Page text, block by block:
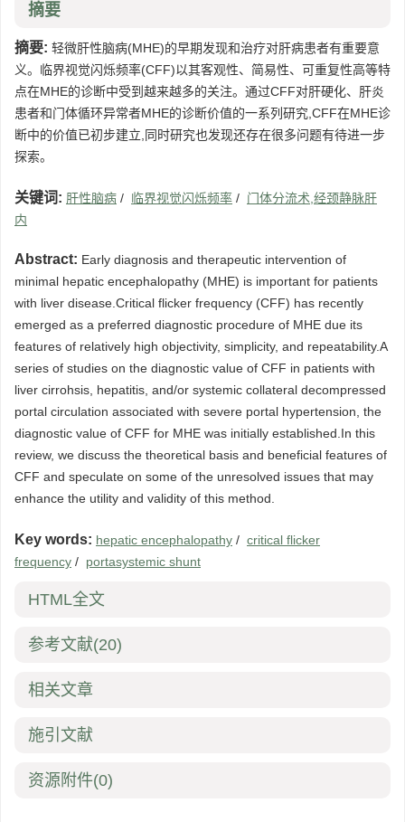
摘要
摘要: 轻微肝性脑病(MHE)的早期发现和治疗对肝病患者有重要意
义。临界视觉闪烁频率(CFF)以其客观性、简易性、可重复性高等特
点在MHE的诊断中受到越来越多的关注。通过CFF对肝硬化、肝炎
患者和门体循环异常者MHE的诊断价值的一系列研究,CFF在MHE诊
断中的价值已初步建立,同时研究也发现还存在很多问题有待进一步
探索。
关键词: 肝性脑病 / 临界视觉闪烁频率 / 门体分流术,经颈静脉肝
内
Abstract: Early diagnosis and therapeutic intervention of
minimal hepatic encephalopathy (MHE) is important for patients
with liver disease.Critical flicker frequency (CFF) has recently
emerged as a preferred diagnostic procedure of MHE due its
features of relatively high objectivity, simplicity, and repeatability.A
series of studies on the diagnostic value of CFF in patients with
liver cirrohsis, hepatitis, and/or systemic collateral decompressed
portal circulation associated with severe portal hypertension, the
diagnostic value of CFF for MHE was initially established.In this
review, we discuss the theoretical basis and beneficial features of
CFF and speculate on some of the unresolved issues that may
enhance the utility and validity of this method.
Key words: hepatic encephalopathy / critical flicker
frequency / portasystemic shunt
HTML全文
参考文献(20)
相关文章
施引文献
资源附件(0)